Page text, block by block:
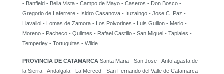
- Banfield - Bella Vista - Campo de Mayo - Caseros - Don Bosco -
Gregorio de Laferrere - Isidro Casanova - Ituzaingo - Jose C. Paz -
Llavallol - Lomas de Zamora - Los Polvorines - Luis Guillon - Merlo -
Moreno - Pacheco - Quilmes - Rafael Castillo - San Miguel - Tapiales -
Temperley - Tortuguitas - Wilde
PROVINCIA DE CATAMARCA Santa Maria - San Jose - Antofagasta de
la Sierra - Andalgala - La Merced - San Fernando del Valle de Catamarca -